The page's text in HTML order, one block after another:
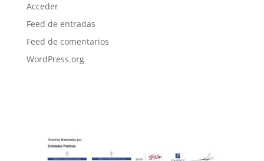
Acceder
Feed de entradas
Feed de comentarios
WordPress.org